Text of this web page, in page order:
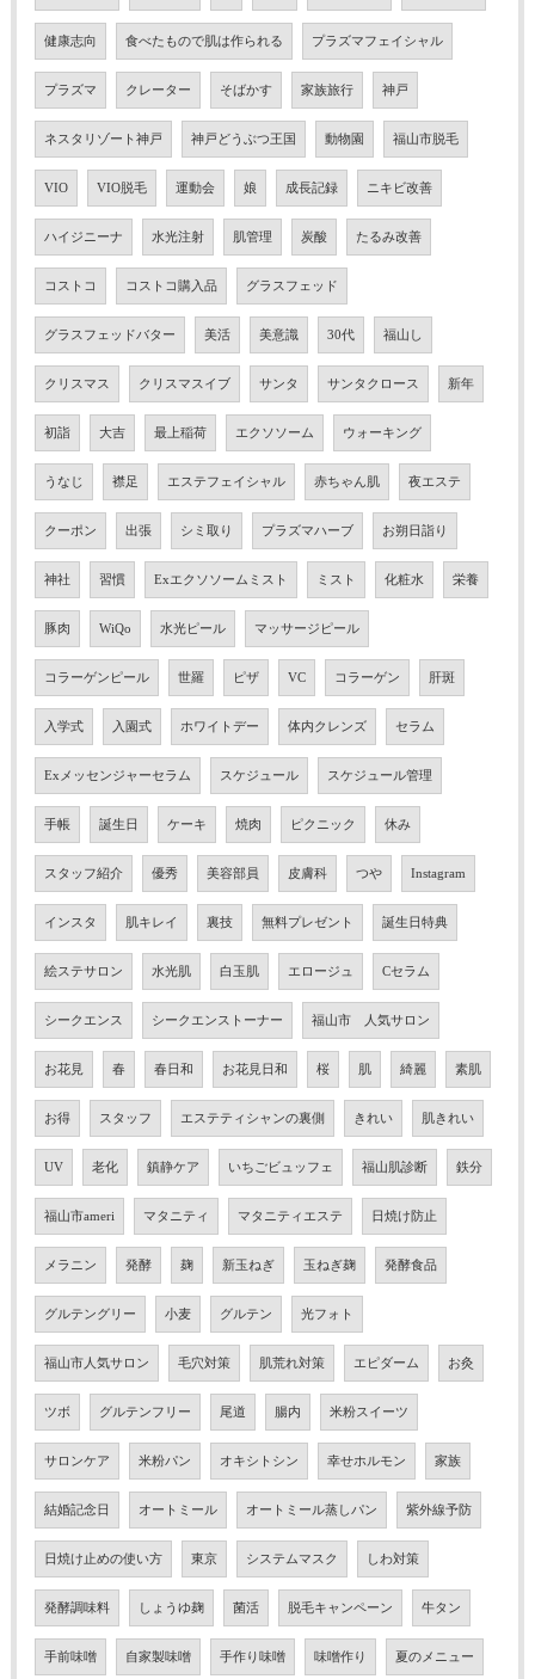
健康志向 食べたもので肌は作られる プラズマフェイシャル
プラズマ クレーター そばかす 家族旅行 神戸
ネスタリゾート神戸 神戸どうぶつ王国 動物園 福山市脱毛
VIO VIO脱毛 運動会 娘 成長記録 ニキビ改善
ハイジニーナ 水光注射 肌管理 炭酸 たるみ改善
コストコ コストコ購入品 グラスフェッド
グラスフェッドバター 美活 美意識 30代 福山し
クリスマス クリスマスイブ サンタ サンタクロース 新年
初詣 大吉 最上稲荷 エクソソーム ウォーキング
うなじ 襟足 エステフェイシャル 赤ちゃん肌 夜エステ
クーポン 出張 シミ取り プラズマハーブ お朔日詣り
神社 習慣 Exエクソソームミスト ミスト 化粧水 栄養
豚肉 WiQo 水光ピール マッサージピール
コラーゲンピール 世羅 ピザ VC コラーゲン 肝斑
入学式 入園式 ホワイトデー 体内クレンズ セラム
Exメッセンジャーセラム スケジュール スケジュール管理
手帳 誕生日 ケーキ 焼肉 ピクニック 休み
スタッフ紹介 優秀 美容部員 皮膚科 つや Instagram
インスタ 肌キレイ 裏技 無料プレゼント 誕生日特典
絵ステサロン 水光肌 白玉肌 エロージュ Cセラム
シークエンス シークエンストーナー 福山市 人気サロン
お花見 春 春日和 お花見日和 桜 肌 綺麗 素肌
お得 スタッフ エステティシャンの裏側 きれい 肌きれい
UV 老化 鎮静ケア いちごビュッフェ 福山肌診断 鉄分
福山市ameri マタニティ マタニティエステ 日焼け防止
メラニン 発酵 麹 新玉ねぎ 玉ねぎ麹 発酵食品
グルテングリー 小麦 グルテン 光フォト
福山市人気サロン 毛穴対策 肌荒れ対策 エピダーム お灸
ツボ グルテンフリー 尾道 腸内 米粉スイーツ
サロンケア 米粉パン オキシトシン 幸せホルモン 家族
結婚記念日 オートミール オートミール蒸しパン 紫外線予防
日焼け止めの使い方 東京 システムマスク しわ対策
発酵調味料 しょうゆ麹 菌活 脱毛キャンペーン 牛タン
手前味噌 自家製味噌 手作り味噌 味噌作り 夏のメニュー